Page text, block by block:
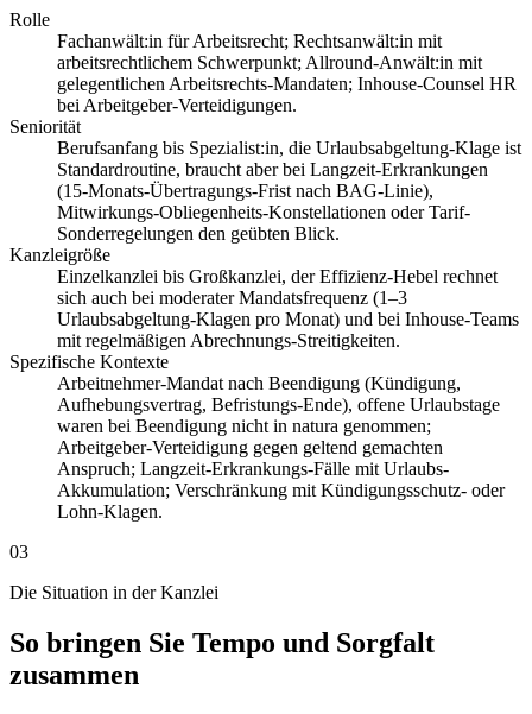
Rolle
Fachanwält:in für Arbeitsrecht; Rechtsanwält:in mit
arbeitsrechtlichem Schwerpunkt; Allround-Anwält:in mit
gelegentlichen Arbeitsrechts-Mandaten; Inhouse-Counsel HR
bei Arbeitgeber-Verteidigungen.
Seniorität
Berufsanfang bis Spezialist:in, die Urlaubsabgeltung-Klage ist
Standardroutine, braucht aber bei Langzeit-Erkrankungen
(15-Monats-Übertragungs-Frist nach BAG-Linie),
Mitwirkungs-Obliegenheits-Konstellationen oder Tarif-
Sonderregelungen den geübten Blick.
Kanzleigröße
Einzelkanzlei bis Großkanzlei, der Effizienz-Hebel rechnet
sich auch bei moderater Mandatsfrequenz (1–3
Urlaubsabgeltung-Klagen pro Monat) und bei Inhouse-Teams
mit regelmäßigen Abrechnungs-Streitigkeiten.
Spezifische Kontexte
Arbeitnehmer-Mandat nach Beendigung (Kündigung,
Aufhebungsvertrag, Befristungs-Ende), offene Urlaubstage
waren bei Beendigung nicht in natura genommen;
Arbeitgeber-Verteidigung gegen geltend gemachten
Anspruch; Langzeit-Erkrankungs-Fälle mit Urlaubs-
Akkumulation; Verschränkung mit Kündigungsschutz- oder
Lohn-Klagen.
03
Die Situation in der Kanzlei
So bringen Sie Tempo und Sorgfalt
zusammen